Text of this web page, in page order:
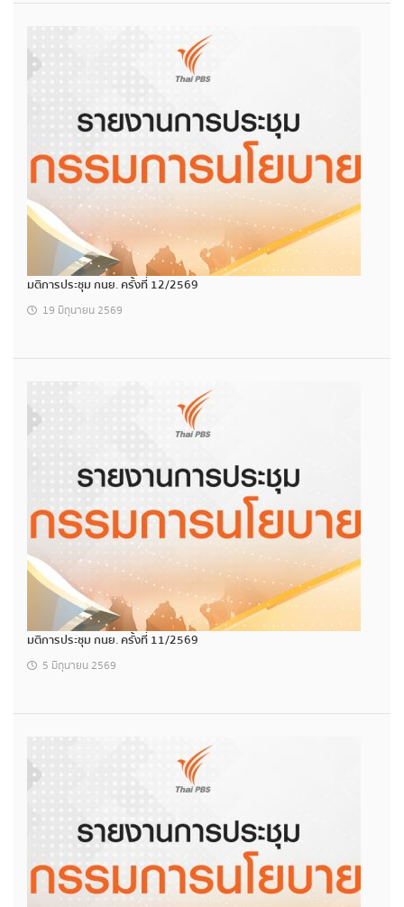
มติการประชุม กนย. ครั้งที่ 12/2569
19 มิถุนายน 2569
มติการประชุม กนย. ครั้งที่ 11/2569
5 มิถุนายน 2569